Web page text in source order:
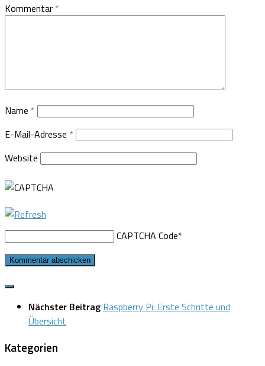
Kommentar *
Name *
E-Mail-Adresse *
Website
CAPTCHA Code*
Nächster Beitrag Raspberry Pi: Erste Schritte und
Übersicht
Kategorien